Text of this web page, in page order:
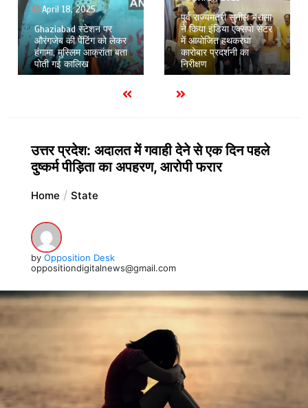
April 18, 2025
Ghaziabad स्टेशन पर
औरंगजेब की पेेंटिंग को लेकर
हंगामा, मुस्लिम आक्रांता बता
पोती गई कालिख
पूर्व राज्यमंत्री सुनील भराला
ने किया इंडिया एक्सपो सेंटर
में आयोजित हथकरघा
कारोबार प्रदर्शनी का
निरीक्षण
उत्तर प्रदेश: अदालत में गवाही देने से एक दिन पहले
दुष्कर्म पीड़िता का अपहरण, आरोपी फरार
Home State
by Opposition Desk
oppositiondigitalnews@gmail.com